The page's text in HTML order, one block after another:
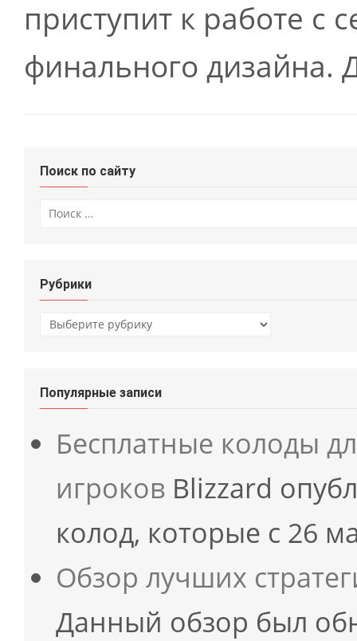
приступит к работе с
финального дизайна.
Поиск по сайту
Рубрики
Рубрики
Популярные записи
Бесплатные колоды
игроков Blizzard
колод, которые с 26
Обзор лучших
Данный обзор был